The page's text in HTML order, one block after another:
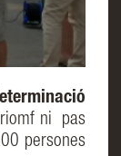
ni pas
persones